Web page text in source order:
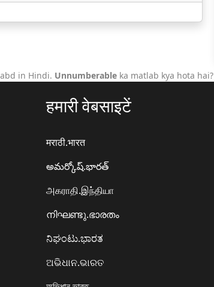
in Hindi. Unnumberable ka matlab kya hota hai?
हमारी वेबसाइटें
मराठी.भारत
అమర్కోష్.భారత్
அகராதி.இந்தியா
നിഘണ്ടു.ഭാരതം
ನಿಘಂಟು.ಭಾರತ
ଅଭିଧାନ.ଭାରତ